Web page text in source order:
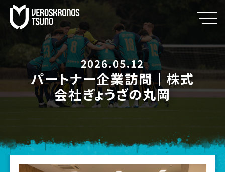
2026.05.12
パートナー企業訪問｜株式
会社ぎょうざの丸岡